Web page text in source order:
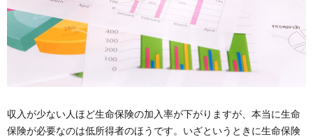
収入が少ない人ほど生命保険の加入率が下がりますが、本当に生命
保険が必要なのは低所得者のほうです。いざというときに生命保険